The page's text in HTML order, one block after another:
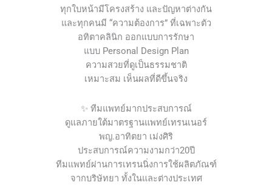
ทุกใบหน้ามีโครงสร้าง และปัญหาต่างกัน
และทุกคนมี “ความต้องการ” ที่เฉพาะตัว
อทิตาคลินิก ออกแบบการรักษา
แบบ Personal Design Plan
ความสวยที่ดูเป็นธรรมชาติ
เหมาะสม เห็นผลที่ดีขึ้นจริง
✨ ทีมแพทย์มากประสบการณ์
ดูแลภายใต้มาตรฐานแพทย์เทรนเนอร์
พญ.อาทิตยา เม่งศิริ
ประสบการณ์ความงามกว่า20ปี
ทีมแพทย์ผ่านการเทรนนิ่งการใช้ผลิตภัณฑ์
จากบริษัทยา ทั้งในและต่างประเทศ